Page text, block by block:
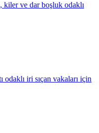
ve dar boşluk odaklı
odaklı iri sıçan vakaları için